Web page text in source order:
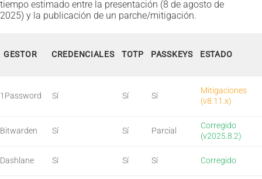
tiempo estimado entre la presentación (8 de agosto de
2025) y la publicación de un parche/mitigación.
GESTOR CREDENCIALES TOTP PASSKEYS ESTADO
1Password Sí Sí Sí
Mitigaciones
(v8.11.x)
Bitwarden Sí Sí Parcial
Corregido
(v2025.8.2)
Dashlane Sí Sí Sí Corregido